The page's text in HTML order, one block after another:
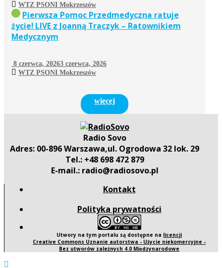
WTZ PSONI Mokrzeszów
Pierwsza Pomoc Przedmedyczna ratuje
życie! LIVE z Joanną Traczyk – Ratownikiem
Medycznym
8 czerwca, 20263 czerwca, 2026
WTZ PSONI Mokrzeszów
więcej
Radio Sovo
Adres: 00-896 Warszawa,ul. Ogrodowa 32 lok. 29
Tel.: +48 698 472 879
E-mail.: radio@radiosovo.pl
Kontakt
Polityka prywatności
Utwory na tym portalu są dostępne na licencji
Creative Commons Uznanie autorstwa - Użycie niekomercyjne -
Bez utworów zależnych 4.0 Międzynarodowe